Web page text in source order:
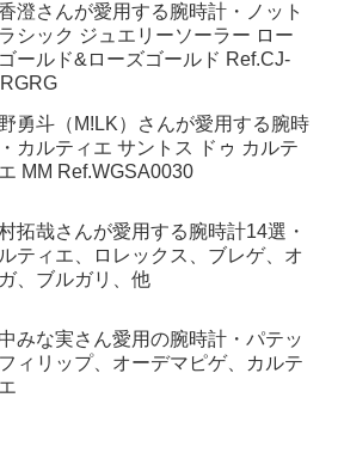
澄さんが愛用する腕時計・ノット
シック ジュエリーソーラー ロー
ールド&ローズゴールド Ref.CJ-
勇斗（M!LK）さんが愛用する腕時
カルティエ サントス ドゥ カルテ
MM Ref.WGSA0030
拓哉さんが愛用する腕時計14選・
ティエ、ロレックス、ブレゲ、オ
、ブルガリ、他
みな実さん愛用の腕時計・パテッ
ィリップ、オーデマピゲ、カルテ